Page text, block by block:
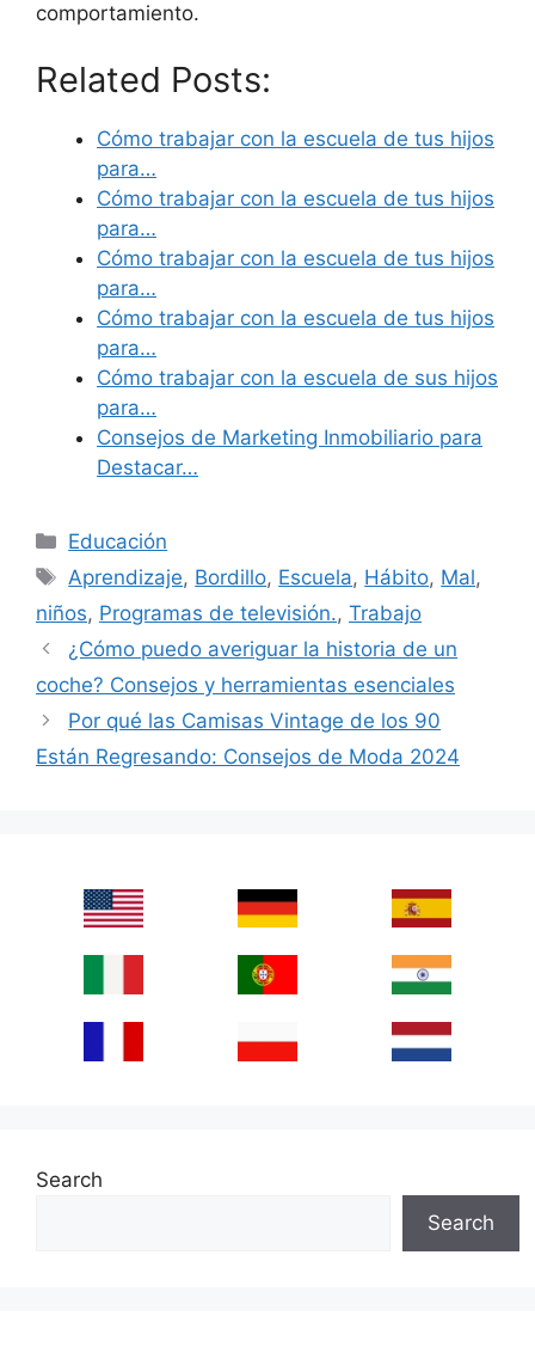
comportamiento.
Related Posts:
Cómo trabajar con la escuela de tus hijos
para…
Cómo trabajar con la escuela de tus hijos
para…
Cómo trabajar con la escuela de tus hijos
para…
Cómo trabajar con la escuela de tus hijos
para…
Cómo trabajar con la escuela de sus hijos
para…
Consejos de Marketing Inmobiliario para
Destacar…
Categories
Educación
Tags
Aprendizaje, Bordillo, Escuela, Hábito, Mal,
niños, Programas de televisión., Trabajo
¿Cómo puedo averiguar la historia de un
coche? Consejos y herramientas esenciales
Por qué las Camisas Vintage de los 90
Están Regresando: Consejos de Moda 2024
Search
Search